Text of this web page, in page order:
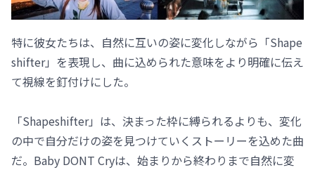
特に彼女たちは、自然に互いの姿に変化しながら「Shape
shifter」を表現し、曲に込められた意味をより明確に伝え
て視線を釘付けにした。
「Shapeshifter」は、決まった枠に縛られるよりも、変化
の中で自分だけの姿を見つけていくストーリーを込めた曲
だ。Baby DONT Cryは、始まりから終わりまで自然に変